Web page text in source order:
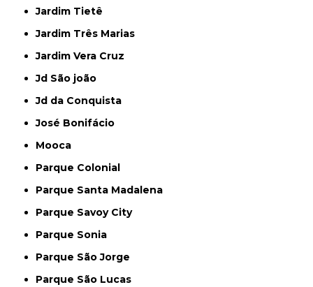
Jardim Tietê
Jardim Três Marias
Jardim Vera Cruz
Jd São joão
Jd da Conquista
José Bonifácio
Mooca
Parque Colonial
Parque Santa Madalena
Parque Savoy City
Parque Sonia
Parque São Jorge
Parque São Lucas